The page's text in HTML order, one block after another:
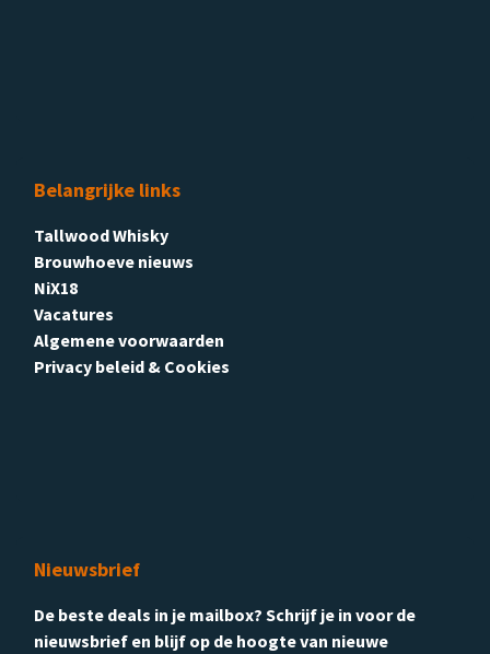
Belangrijke links
Tallwood Whisky
Brouwhoeve nieuws
NiX18
Vacatures
Algemene voorwaarden
Privacy beleid & Cookies
Nieuwsbrief
De beste deals in je mailbox? Schrijf je in voor de
nieuwsbrief en blijf op de hoogte van nieuwe